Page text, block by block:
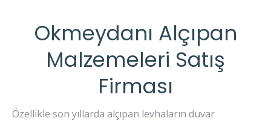
Okmeydanı Alçıpan
Malzemeleri Satış
Firması
Özellikle son yıllarda alçıpan levhaların duvar